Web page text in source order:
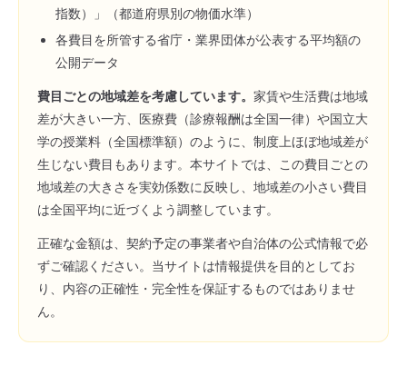
指数）」（都道府県別の物価水準）
各費目を所管する省庁・業界団体が公表する平均額の
公開データ
費目ごとの地域差を考慮しています。 家賃や生活費は地域
差が大きい一方、医療費（診療報酬は全国一律）や国立大
学の授業料（全国標準額）のように、制度上ほぼ地域差が
生じない費目もあります。本サイトでは、この費目ごとの
地域差の大きさを実効係数に反映し、地域差の小さい費目
は全国平均に近づくよう調整しています。
正確な金額は、契約予定の事業者や自治体の公式情報で必
ずご確認ください。当サイトは情報提供を目的としてお
り、内容の正確性・完全性を保証するものではありませ
ん。